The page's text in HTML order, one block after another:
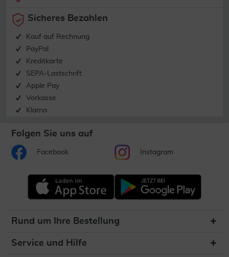
Sicheres Bezahlen
Kauf auf Rechnung
PayPal
Kreditkarte
SEPA-Lastschrift
Apple Pay
Vorkasse
Klarna
Folgen Sie uns auf
Facebook Instagram
Rund um Ihre Bestellung
Service und Hilfe